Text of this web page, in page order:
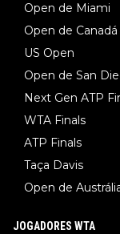
Open de Miami
Open de Canadá
US Open
Open de San
Next Gen ATP
WTA Finals
ATP Finals
Taça Davis
Open de
JOGADORES WTA